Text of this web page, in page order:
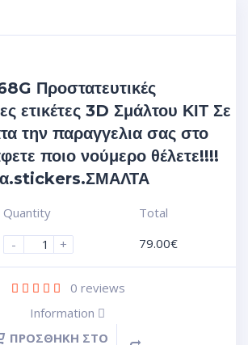
Προστατευτικές
ετικέτες 3D Σμάλτου ΚΙΤ Σε
την παραγγελια σας στο
ποιο νούμερο θέλετε!!!!
Quantity
-
+
Total
79.00€
0 reviews
Information
ΠΡΟΣΘΉΚΗ ΣΤΟ